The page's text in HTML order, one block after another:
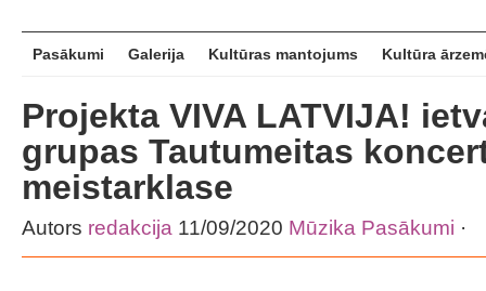
Pasākumi Galerija Kultūras mantojums Kultūra
Projekta VIVA LATVIJA!
grupas Tautumeitas
meistarklase
Autors redakcija 11/09/2020 Mūzika Pasākumi ·